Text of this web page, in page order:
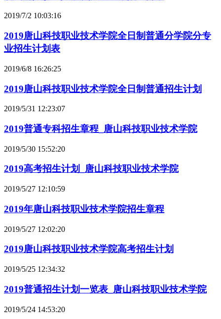
2019/7/2 10:03:16
2019唐山科技职业技术学院全日制普通分学院分专
业招生计划表
2019/6/8 16:26:25
2019唐山科技职业技术学院全日制普通招生计划
2019/5/31 12:23:07
2019普通专科招生章程_唐山科技职业技术学院
2019/5/30 15:52:20
2019高考招生计划_唐山科技职业技术学院
2019/5/27 12:10:59
2019年唐山科技职业技术学院招生章程
2019/5/27 12:02:20
2019唐山科技职业技术学院高考招生计划
2019/5/25 12:34:32
2019普通招生计划一览表_唐山科技职业技术学院
2019/5/24 14:53:20